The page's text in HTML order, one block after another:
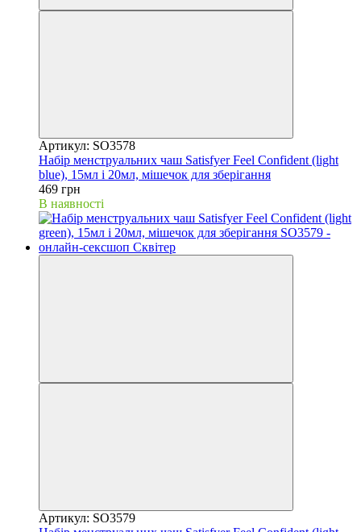
Артикул: SO3578
Набір менструальних чаш Satisfyer Feel Confident (light
blue), 15мл і 20мл, мішечок для зберігання
469 грн
В наявності
Артикул: SO3579